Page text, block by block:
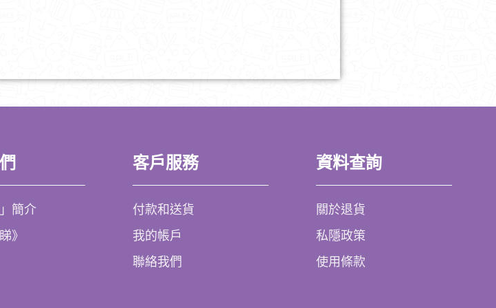
簡介
》
客戶服務
付款和送貨
我的帳戶
聯絡我們
資料查詢
關於退貨
私隱政策
使用條款